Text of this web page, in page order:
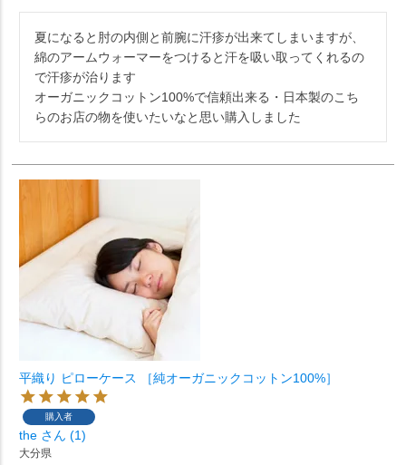
夏になると肘の内側と前腕に汗疹が出来てしまいますが、
綿のアームウォーマーをつけると汗を吸い取ってくれるの
で汗疹が治ります
オーガニックコットン100%で信頼出来る・日本製のこち
らのお店の物を使いたいなと思い購入しました
平織り ピローケース ［純オーガニックコットン100%］
購入者
the 1
大分県